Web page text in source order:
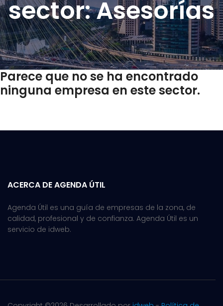
sector: Asesorías
Parece que no se ha encontrado
ninguna empresa en este sector.
ACERCA DE AGENDA ÚTIL
Agenda Útil es una guía de empresas de la zona, de
calidad, profesional y de confianza. Agenda Útil es un
servicio de idweb.